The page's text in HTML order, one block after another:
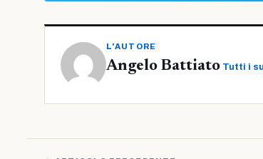
L'AUTORE
Angelo Battiato Tutti i